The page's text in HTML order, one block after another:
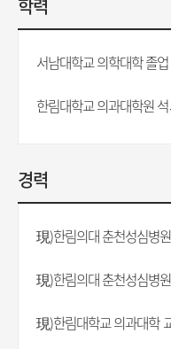
학력
서남대학교 의학대학 졸업
한림대학교 의과대학원
경력
現)한림의대 춘천성심병
現)한림의대 춘천성심병
現)한림대학교 의과대학